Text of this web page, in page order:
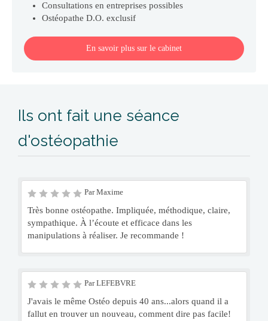
Consultations en entreprises possibles
Ostéopathe D.O. exclusif
En savoir plus sur le cabinet
Ils ont fait une séance
d'ostéopathie
Par Maxime
Très bonne ostéopathe. Impliquée, méthodique, claire,
sympathique. À l’écoute et efficace dans les
manipulations à réaliser. Je recommande !
Par LEFEBVRE
J'avais le même Ostéo depuis 40 ans...alors quand il a
fallut en trouver un nouveau, comment dire pas facile!